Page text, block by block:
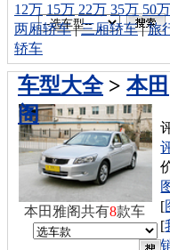
12万 15万 22万 35万 50万
两厢轿车|三厢轿车|旅
轿车
车型大全> 本田
阁
[
[
本田雅阁共有8款车